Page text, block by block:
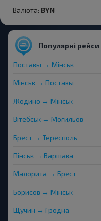
Валюта: BYN
Популярні рейси
Поставы → Мінськ
Мінськ → Поставы
Жодино → Мінськ
Вітебськ → Могильов
Брест → Тересполь
Пінськ → Варшава
Малорита → Брест
Борисов → Мінськ
Щучин → Гродна